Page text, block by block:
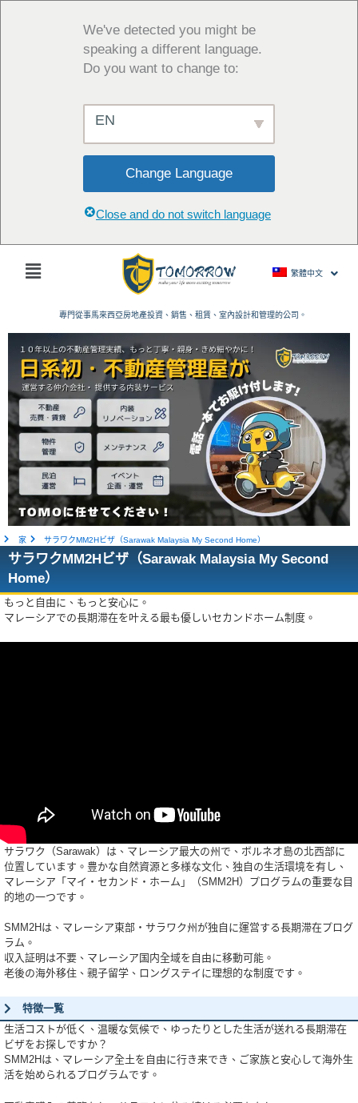
We've detected you might be
speaking a different language.
Do you want to change to:
EN
Change Language
Close and do not switch language
主
繁體中文
專門從事馬來西亞房地產投資、銷售、租賃、室內設計和管理的公司。
家 サラワクMM2Hビザ（Sarawak Malaysia My Second Home）
サラワクMM2Hビザ（Sarawak Malaysia My Second
Home）
もっと自由に、もっと安心に。
マレーシアでの長期滞在を叶える最も優しいセカンドホーム制度。
サラワク（Sarawak）は、マレーシア最大の州で、ボルネオ島の北西部に
位置しています。豊かな自然資源と多様な文化、独自の生活環境を有し、
マレーシア「マイ・セカンド・ホーム」（SMM2H）プログラムの重要な目
的地の一つです。
SMM2Hは、マレーシア東部・サラワク州が独自に運営する長期滞在プログ
ラム。
収入証明は不要、マレーシア国内全域を自由に移動可能。
老後の海外移住、親子留学、ロングステイに理想的な制度です。
特徴一覧
生活コストが低く、温暖な気候で、ゆったりとした生活が送れる長期滞在
ビザをお探しですか？
SMM2Hは、マレーシア全土を自由に行き来でき、ご家族と安心して海外生
活を始められるプログラムです。